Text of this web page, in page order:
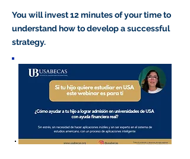
You will invest 12 minutes of your time to
understand how to develop a successful
strategy.